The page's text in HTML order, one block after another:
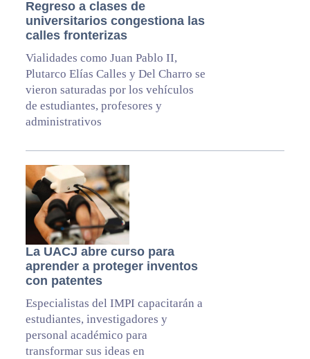
Regreso a clases de
universitarios congestiona las
calles fronterizas
Vialidades como Juan Pablo II,
Plutarco Elías Calles y Del Charro se
vieron saturadas por los vehículos
de estudiantes, profesores y
administrativos
La UACJ abre curso para
aprender a proteger inventos
con patentes
Especialistas del IMPI capacitarán a
estudiantes, investigadores y
personal académico para
transformar sus ideas en